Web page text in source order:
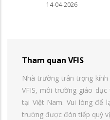
14-04-2026
Tham quan VFIS
Nhà trường trân trọng
VFIS, môi trường giáo
tại Việt Nam. Vui lòng để
trường được đón tiếp quý